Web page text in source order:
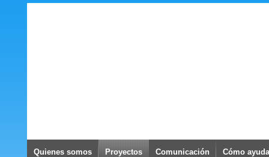
Quienes somos Proyectos Comunicación Cómo